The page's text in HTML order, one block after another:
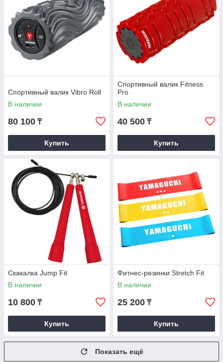
Спортивный валик Vibro Roll
В наличии
80 100 ₸
Купить
Спортивный валик Fitness
Pro
В наличии
40 500 ₸
Купить
Скакалка Jump Fit
В наличии
10 800 ₸
Купить
Фитнес-резинки Stretch Fit
В наличии
25 200 ₸
Купить
Показать ещё